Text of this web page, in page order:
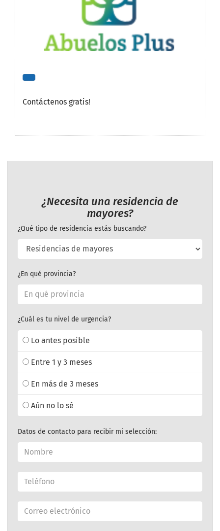
Contáctenos gratis!
¿Necesita una residencia de
mayores?
¿Qué tipo de residencia estás buscando?
¿En qué provincia?
¿Cuál es tu nivel de urgencia?
Lo antes posible
Entre 1 y 3 meses
En más de 3 meses
Aún no lo sé
Datos de contacto para recibir mi selección: